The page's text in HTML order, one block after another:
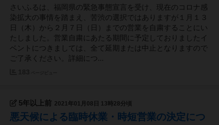
さいふるは、福岡県の緊急事態宣言を受け、現在のコロナ感
染拡大の事情を踏まえ、苦渋の選択ではありますが１月１３
日（木）から２月７日（日）までの営業を自粛することにい
たしました。営業自粛にあたる期間に予定しておりましたイ
ベントにつきましては、全て延期または中止となりますので
ご了承ください。詳細につ...
5年以上前 2021年01月08日 13時28分頃
悪天候による臨時休業・時短営業の決定につ